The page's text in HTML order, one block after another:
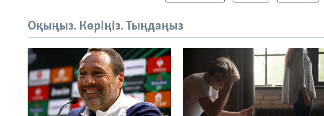
Оқыңыз. Көріңіз. Тыңдаңыз